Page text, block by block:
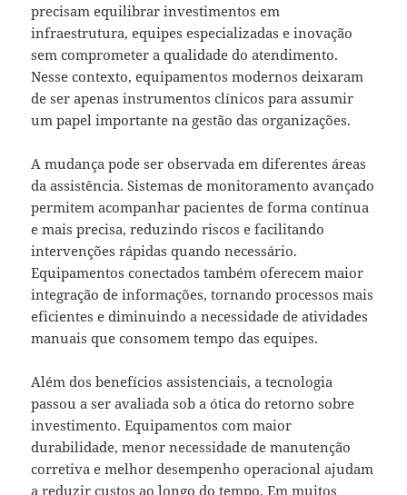
precisam equilibrar investimentos em
infraestrutura, equipes especializadas e inovação
sem comprometer a qualidade do atendimento.
Nesse contexto, equipamentos modernos deixaram
de ser apenas instrumentos clínicos para assumir
um papel importante na gestão das organizações.
A mudança pode ser observada em diferentes áreas
da assistência. Sistemas de monitoramento avançado
permitem acompanhar pacientes de forma contínua
e mais precisa, reduzindo riscos e facilitando
intervenções rápidas quando necessário.
Equipamentos conectados também oferecem maior
integração de informações, tornando processos mais
eficientes e diminuindo a necessidade de atividades
manuais que consomem tempo das equipes.
Além dos benefícios assistenciais, a tecnologia
passou a ser avaliada sob a ótica do retorno sobre
investimento. Equipamentos com maior
durabilidade, menor necessidade de manutenção
corretiva e melhor desempenho operacional ajudam
a reduzir custos ao longo do tempo. Em muitos